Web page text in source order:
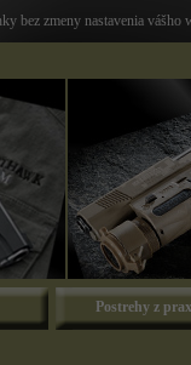
bez zmeny nastavenia
Postrehy z